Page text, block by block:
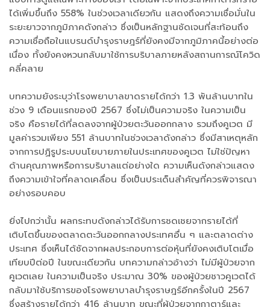
ได้เพิ่มขึ้นถึง 558% ในช่วงเวลาเดียวกัน แสดงถึงความเชื่อมั่นใน
ระยะยาวจากภูมิภาคดังกล่าว ซึ่งเป็นหลักฐานชัดเจนที่สะท้อนถึง
ความเชื่อถือในแบรนด์บำรุงราษฎร์ที่ยังคงมีจากภูมิภาคนี้อย่างต่อ
เนื่อง ทั้งยังคงหวนกลับมาใช้การบริบาลภายหลังสถานการณ์โควิด
คลี่คลาย
บทความยังระบุว่าโรงพยาบาลขาดรายได้กว่า 1.3 พันล้านบาทใน
ช่วง 9 เดือนแรกของปี 2567 ซึ่งไม่เป็นความจริง ในความเป็น
จริง คือรายได้ที่ลดลงจากผู้ป่วยตะวันออกกลาง รวมถึงคูเวต มี
มูลค่ารวมเพียง 551 ล้านบาทในช่วงเวลาดังกล่าว ซึ่งมีสาเหตุหลัก
จากการปฏิรูประบบนโยบายภายในประเทศของคูเวต ไม่ใช่ปัญหา
ด้านคุณภาพหรือการบริบาลแต่อย่างใด ความเห็นดังกล่าวแสดง
ถึงความเข้าใจที่คลาดเคลื่อน ซึ่งเป็นประเด็นสำคัญที่ควรพิจารณา
อย่างรอบคอบ
ยิ่งไปกว่านั้น ผลกระทบดังกล่าวได้รับการชดเชยจากรายได้ที่
เติบโตขึ้นของตลาดตะวันออกกลางประเทศอื่น ๆ และตลาดต่าง
ประเทศ ซึ่งเห็นได้ชัดจากผลประกอบการต่อหุ้นที่ยังคงเติบโตเมื่อ
เทียบปีต่อปี ในขณะเดียวกัน บทความกล่าวอ้างว่า ไม่มีผู้ป่วยจาก
คูเวตเลย ในความเป็นจริง ประมาณ 30% ของผู้ป่วยชาวคูเวตได้
กลับมาใช้บริการของโรงพยาบาลบำรุงราษฎร์อีกครั้งในปี 2567
ซึ่งสร้างรายได้กว่า 416 ล้านบาท ขณะที่ผู้ป่วยจากกาตาร์และ